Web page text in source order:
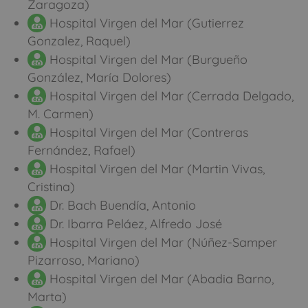
Zaragoza)
Hospital Virgen del Mar (Gutierrez
Gonzalez, Raquel)
Hospital Virgen del Mar (Burgueño
González, María Dolores)
Hospital Virgen del Mar (Cerrada Delgado,
M. Carmen)
Hospital Virgen del Mar (Contreras
Fernández, Rafael)
Hospital Virgen del Mar (Martin Vivas,
Cristina)
Dr. Bach Buendía, Antonio
Dr. Ibarra Peláez, Alfredo José
Hospital Virgen del Mar (Núñez-Samper
Pizarroso, Mariano)
Hospital Virgen del Mar (Abadia Barno,
Marta)